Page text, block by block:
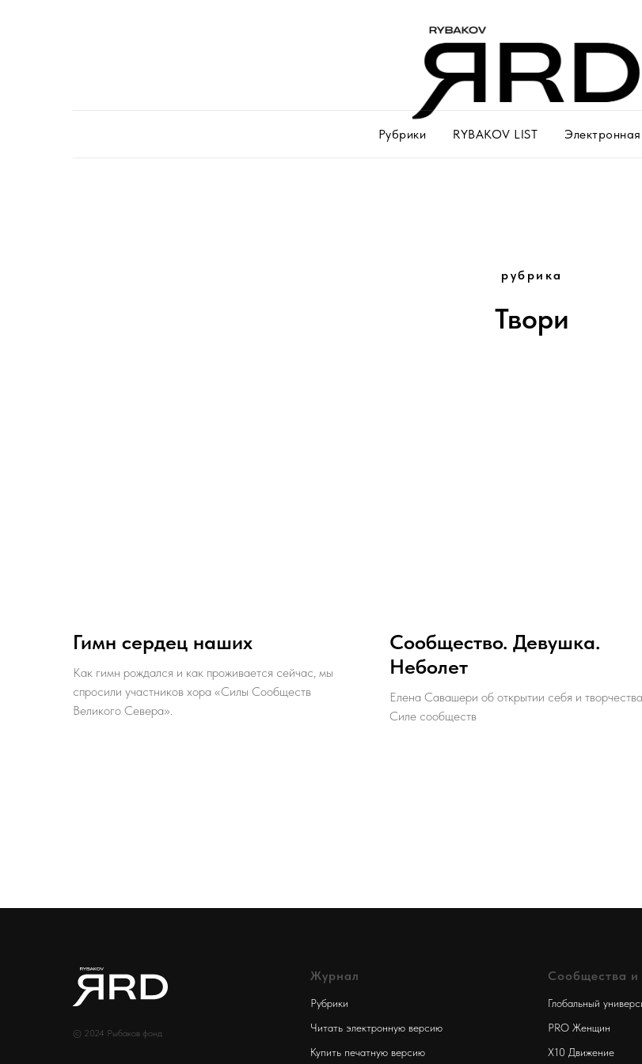
Рубрики RYBAKOV LIST
рубрика
Твори
Гимн сердец наших
Как гимн рождался и как проживается сейчас, мы
спросили участников хора «Силы Сообществ
Великого Севера».
Сообщество. Девушка.
Неболет
Елена Савашери об открытии себя и
Силе сообществ
© 2024 Рыбаков фонд
Журнал
Рубрики
Читать электронную версию
Купить печатную версию
Сообщества и
Глобальный
PRO Женщин
Х10 Движение